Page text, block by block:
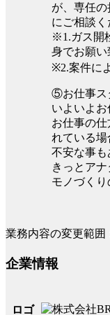
が、専任
にご相談く
※1.ガス開
身でお願い
※2.案件に
⑤お仕事ス
いよいよお
お仕事の
れている場
不安な事
きっとアナ
モノづくり
業務内容の変更範囲
企業情報
ロゴ